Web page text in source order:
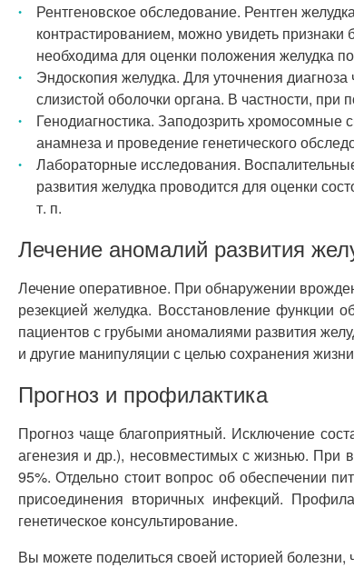
Рентгеновское обследование. Рентген
контрастированием, можно увидеть
необходима для оценки положения желудка
Эндоскопия желудка. Для уточнения
слизистой оболочки органа. В частности,
Генодиагностика. Заподозрить
анамнеза и проведение генетического
Лабораторные исследования.
развития желудка проводится для оценки
т. п.
Лечение аномалий развития
Лечение оперативное. При обнаружении
резекцией желудка. Восстановление функции
пациентов с грубыми аномалиями развития
и другие манипуляции с целью сохранения
Прогноз и профилактика
Прогноз чаще благоприятный. Исключение
агенезия и др.), несовместимых с жизнью. При
95%. Отдельно стоит вопрос об обеспечении
присоединения вторичных инфекций.
генетическое консультирование.
Вы можете поделиться своей историей